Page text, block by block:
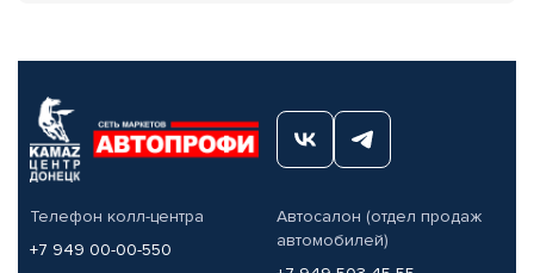
Телефон колл-центра
+7 949 00-00-550
Автосалон (отдел продаж
автомобилей)